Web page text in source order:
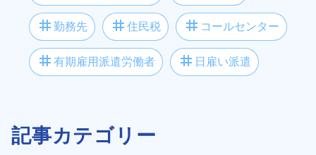
tag 勤務先 tag 住民税 tag コールセンター
tag 有期雇用派遣労働者 tag 日雇い派遣
記事カテゴリー